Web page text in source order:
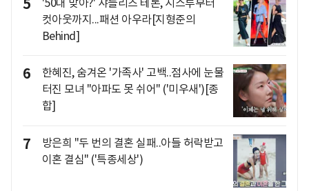
5
컷아웃까지...패션 아우라[지형준의
Behind]
6
한혜진, 숨겨온 '가족사' 고백..점사에 눈물
터진 모녀 "아파도 못 쉬어" ('미우새')[종
합]
7
방은희 "두 번의 결혼 실패..아들 허락받고
이혼 결심" ('특종세상')